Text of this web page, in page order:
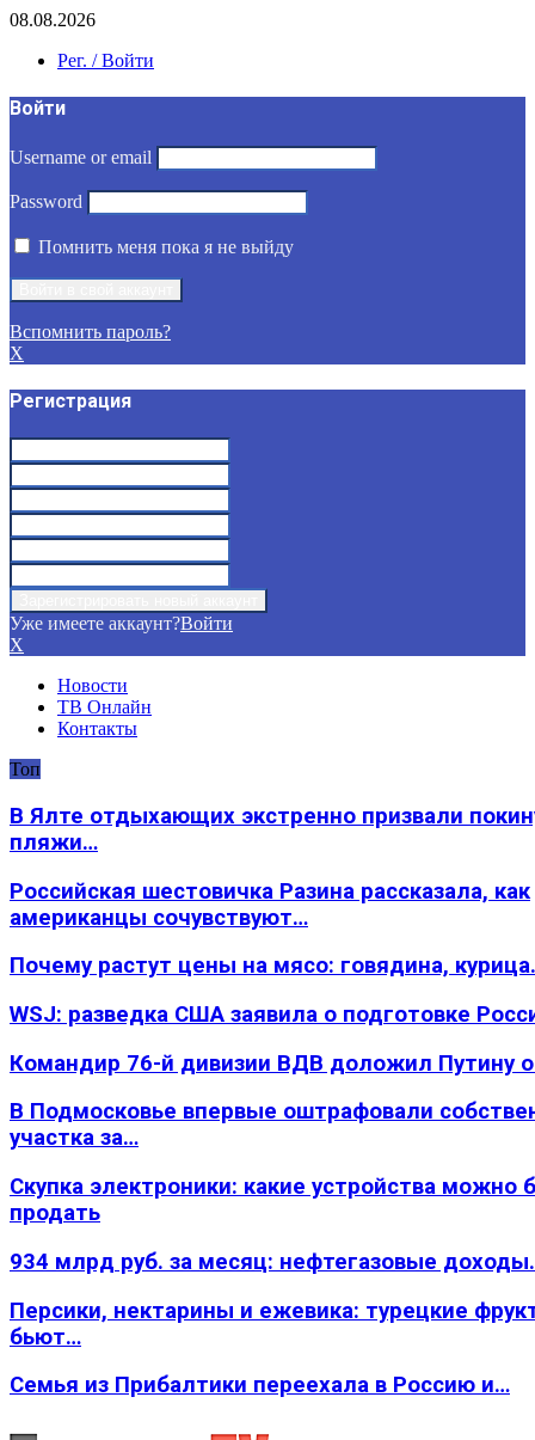
08.08.2026
Рег. / Войти
Войти
Username or email
Password
Помнить меня пока я не выйду
Вспомнить пароль?
X
Регистрация
Уже имеете аккаунт?Войти
X
Новости
ТВ Онлайн
Контакты
Топ
В Ялте отдыхающих экстренно призвали
пляжи…
Российская шестовичка Разина рассказала, как
американцы сочувствуют…
Почему растут цены на мясо: говядина,
WSJ: разведка США заявила о подготовке
Командир 76-й дивизии ВДВ доложил Путину
В Подмосковье впервые оштрафовали
участка за…
Скупка электроники: какие устройства можно
продать
934 млрд руб. за месяц: нефтегазовые
Персики, нектарины и ежевика: турецкие
бьют…
Семья из Прибалтики переехала в Россию и…